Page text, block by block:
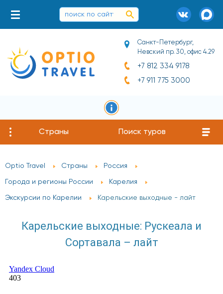
Санкт-Петербург,
Невский пр. 30, офис 4.29
+7 812 334 9178
+7 911 775 3000
Страны Поиск туров
Optio Travel Страны Россия
Города и регионы России Карелия
Экскурсии по Карелии Карельские выходные - лайт
Карельские выходные: Рускеала и
Сортавала – лайт